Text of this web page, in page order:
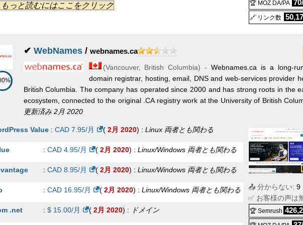
- Xeon E-2234:$ 122.94/月
- Core i3-2100:$ 195.00/月 (10月 2025) :Linux
- Core i3-4330:$ 205.00/月 (10月 2025) : Linux 献身的
- Xeon E5-2643 v4: $ 331.54/月 ( 10月 2025) :Linux 献身的
- Xeon E5-2680 v4:$
- Xeon E5-2690 v4 :$ 467.10 /月 (10月 2025) :Linux 献身的
- Xeon Gold 5218 :$ 642.78/月 (10月 2025) :Linux 献身的
- Xeon E5-2620:$ 689.00/月 (10月 2025) :Linux 献身的
- Xeon Gold 5218:$ 701.33 /月 ( 10月 2025) :Linux 献身的
- EPYC 7502 (1 vCore):$ 12.00 /月 (10月 2025
(Wordpress):$ 24.99/月
2-4-80:$ 30.00/月 3月 2026 Linux VPS
4-8-160:$ 60.00/月 (3月 2026) :Linux VPS
:$ 19.49年 (3月 2026) :ドメイン
Plus (Unicast DNS)
(Anycast DNS):$ 20.00年 (3月 2026) :DNS
(Anycast DNS):$ 40.00年 (3月 2026 ) : DNS
with Enterprise DNS service:$ 70.00/月 (3月 2026) :DNS
Domains with Standard DNS service:$ 149.00年 (3月 2026 ) :DNS
(Anycast DNS):$ 149.50年 ( 3月 2026
もっと読むにはここをクリック 🏆 MOZ DA/PA
🔗 リンク数
✔ WebNames/ webnames.ca
(Vancouver, British Columbia) - Webnames.ca is a long-
domain registrar, hosting, email, DNS and web-services provider
British Columbia. The company has operated since 2000 and has strong roots in the
ecosystem, connected to the original .CA registry work at the University of British
更新済み 2月 2020
Value: CAD 7.95/月 (2月 2020) : Linux 両者とも関わる
: CAD 4.95/月 (2月 2020) : Linux/Windows 両者とも関わる
: CAD 8.95/月 (2月 2020) : Linux/Windows 両者とも関わる
: CAD 16.95/月 (2月 2020) : Linux/Windows 両者とも関わる
.net : $ 15.00/月 (2月 2020) : ドメイン
📤 分からない: 9
✅ お客様の声は
🏆 Semrush